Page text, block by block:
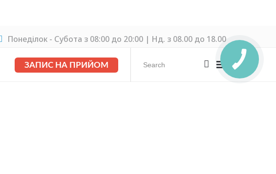
Понеділок - Cубота з 08:00 до 20:00 | Нд. з 08.00 до 18.00
ЗАПИС НА ПРИЙОМ